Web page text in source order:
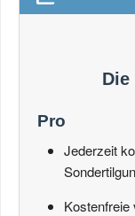
Pro
Jederzeit
Kostenfreie